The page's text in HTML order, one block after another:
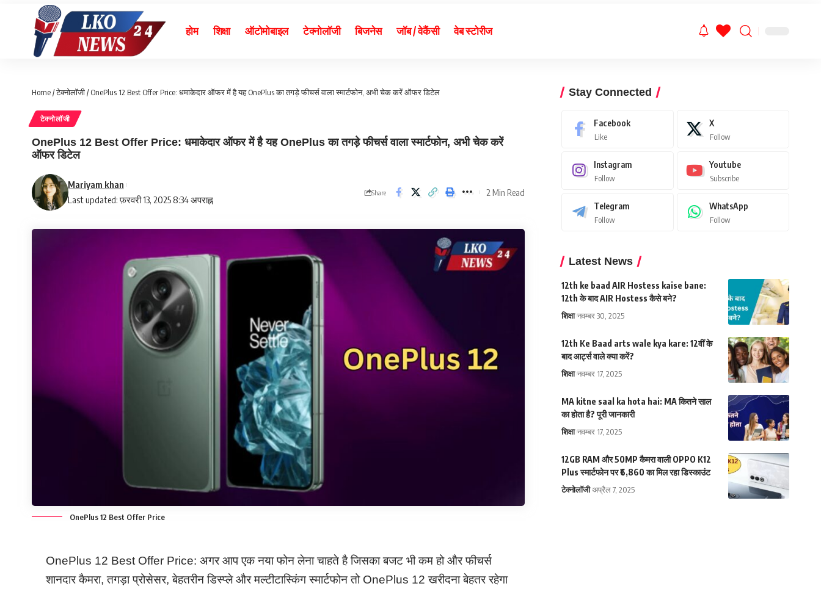
होम शिक्षा ऑटोमोबाइल टेक्नोलॉजी बिजनेस जॉब / वेकैंसी वेब स्टोरीज
Home/टेक्नोलॉजी/OnePlus 12 Best Offer Price: धमाकेदार ऑफर में है यह OnePlus का तगड़े फीचर्स वाला स्मार्टफोन, अभी चेक करें ऑफर डिटेल
टेक्नोलॉजी
OnePlus 12 Best Offer Price: धमाकेदार ऑफर में है यह OnePlus का तगड़े फीचर्स वाला स्मार्टफोन, अभी चेक करें
ऑफर डिटेल
Last updated: फ़रवरी 13, 2025 8:34 अपराह्न
Mariyam khan
Share 2 Min Read
OnePlus 12 Best Offer Price
OnePlus 12 Best Offer Price: अगर आप एक नया फोन लेना चाहते है जिसका बजट भी कम हो और फीचर्स
शानदार कैमरा, तगड़ा प्रोसेसर, बेहतरीन डिस्प्ले और मल्टीटास्किंग स्मार्टफोन तो OnePlus 12 खरीदना बेहतर रहेगा
Stay Connected
Facebook
Like
X
Follow
Instagram
Follow
Youtube
Subscribe
Telegram
Follow
WhatsApp
Follow
Latest News
12th ke baad AIR Hostess kaise bane:
12th के बाद AIR Hostess कैसे बने?
शिक्षा नवम्बर 30, 2025
12th Ke Baad arts wale kya kare: 12वीं के
बाद आर्ट्स वाले क्या करें?
शिक्षा नवम्बर 17, 2025
MA kitne saal ka hota hai: MA कितने साल
का होता है? पूरी जानकारी
शिक्षा नवम्बर 17, 2025
12GB RAM और 50MP कैमरा वाली OPPO K12
Plus स्मार्टफोन पर ₹6,860 का मिल रहा डिस्काउंट
टेक्नोलॉजी अप्रैल 7, 2025